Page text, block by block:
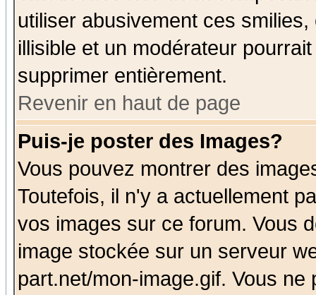
utiliser abusivement ces
illisible et un modérateur
supprimer entièrement.
Revenir en haut de page
Puis-je poster des Images?
Vous pouvez montrer des
Toutefois, il n'y a actuellement
vos images sur ce forum. Vous
image stockée sur un serveur
part.net/mon-image.gif. Vous